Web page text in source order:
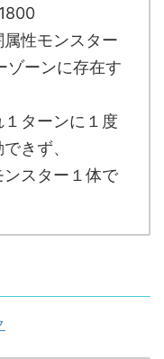
属性モンスター
ゾーンに存在す
ターンに１度
きず、
スター１体で